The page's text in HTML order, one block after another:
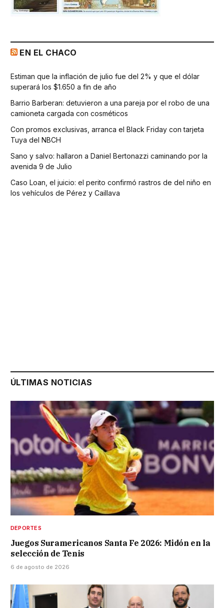
EN EL CHACO
Estiman que la inflación de julio fue del 2% y que el dólar
superará los $1.650 a fin de año
Barrio Barberan: detuvieron a una pareja por el robo de una
camioneta cargada con cosméticos
Con promos exclusivas, arranca el Black Friday con tarjeta
Tuya del NBCH
Sano y salvo: hallaron a Daniel Bertonazzi caminando por la
avenida 9 de Julio
Caso Loan, el juicio: el perito confirmó rastros de del niño en
los vehículos de Pérez y Caillava
ÚLTIMAS NOTICIAS
DEPORTES
Juegos Suramericanos Santa Fe 2026: Midón en la
selección de Tenis
6 de agosto de 2026